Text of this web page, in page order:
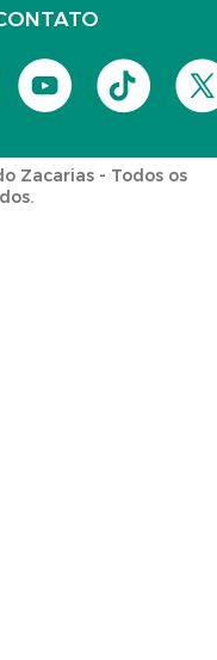
Zacarias - Todos os